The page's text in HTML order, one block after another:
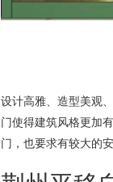
设计高雅、造型美观
门使得建筑风格更加
门，也要求有较大的安